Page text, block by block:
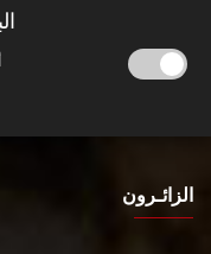
الزائـرون